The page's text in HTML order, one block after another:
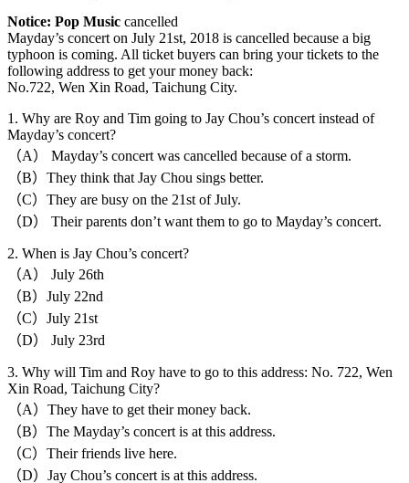
Notice: Pop Music cancelled
Mayday’s concert on July 21st, 2018 is cancelled because a big
typhoon is coming. All ticket buyers can bring your tickets to the
following address to get your money back:
No.722, Wen Xin Road, Taichung City.
1. Why are Roy and Tim going to Jay Chou’s concert instead of
Mayday’s concert?
（A） Mayday’s concert was cancelled because of a storm.
（B）They think that Jay Chou sings better.
（C）They are busy on the 21st of July.
（D） Their parents don’t want them to go to Mayday’s concert.
2. When is Jay Chou’s concert?
（A） July 26th
（B）July 22nd
（C）July 21st
（D） July 23rd
3. Why will Tim and Roy have to go to this address: No. 722, Wen
Xin Road, Taichung City?
（A）They have to get their money back.
（B）The Mayday’s concert is at this address.
（C）Their friends live here.
（D）Jay Chou’s concert is at this address.